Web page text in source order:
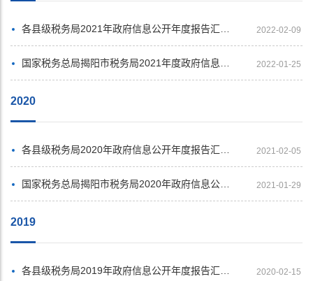
各县级税务局2021年政府信息公开年度报告汇总展示 2022-02-09
国家税务总局揭阳市税务局2021年度政府信息公开工作年度报告 2022-01-25
2020
各县级税务局2020年政府信息公开年度报告汇总展示 2021-02-05
国家税务总局揭阳市税务局2020年政府信息公开工作年度报告 2021-01-29
2019
各县级税务局2019年政府信息公开年度报告汇总展示 2020-02-15